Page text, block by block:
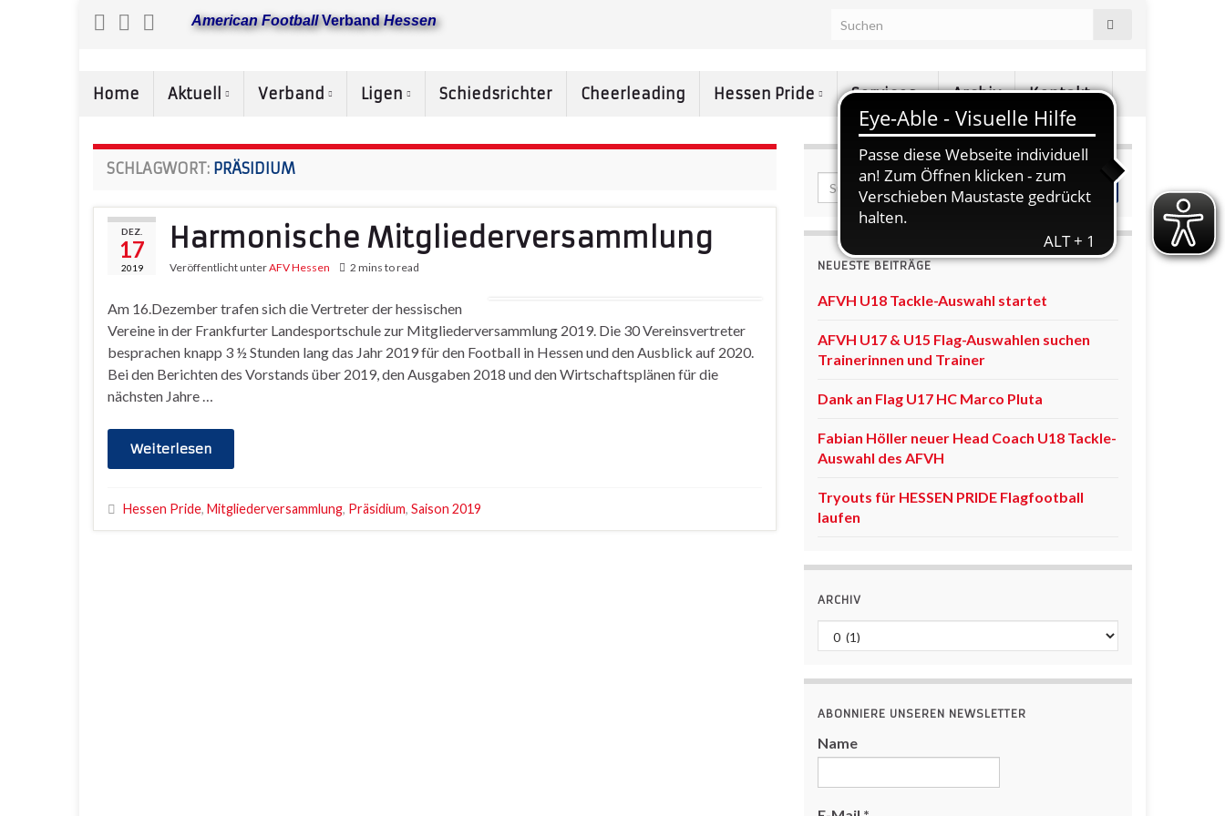
American FootballVerbandHessen
Home Aktuell Verband Ligen Schiedsrichter Cheerleading Hessen Pride Services Archiv Kontakt
SCHLAGWORT: PRÄSIDIUM
DEZ.
17
2019
Harmonische Mitgliederversammlung
Veröffentlicht unterAFV Hessen 2 mins to read
Am 16.Dezember trafen sich die Vertreter der hessischen
Vereine in der Frankfurter Landesportschule zur Mitgliederversammlung 2019. Die 30 Vereinsvertreter
besprachen knapp 3 ½ Stunden lang das Jahr 2019 für den Football in Hessen und den Ausblick auf 2020.
Bei den Berichten des Vorstands über 2019, den Ausgaben 2018 und den Wirtschaftsplänen für die
nächsten Jahre …
Weiterlesen
Hessen Pride, Mitgliederversammlung, Präsidium, Saison 2019
NEUESTE BEITRÄGE
AFVH U18 Tackle-Auswahl startet
AFVH U17 & U15 Flag-Auswahlen suchen
Trainerinnen und Trainer
Dank an Flag U17 HC Marco Pluta
Fabian Höller neuer Head Coach U18 Tackle-
Auswahl des AFVH
Tryouts für HESSEN PRIDE Flagfootball
laufen
ARCHIV
Archiv
ABONNIERE UNSEREN NEWSLETTER
Name